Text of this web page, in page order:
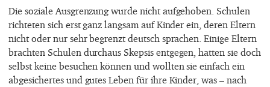
Die soziale Ausgrenzung wurde nicht aufgehoben. Schulen
richteten sich erst ganz langsam auf Kinder ein, deren Eltern
nicht oder nur sehr begrenzt deutsch sprachen. Einige Eltern
brachten Schulen durchaus Skepsis entgegen, hatten sie doch
selbst keine besuchen können und wollten sie einfach ein
abgesichertes und gutes Leben für ihre Kinder, was – nach